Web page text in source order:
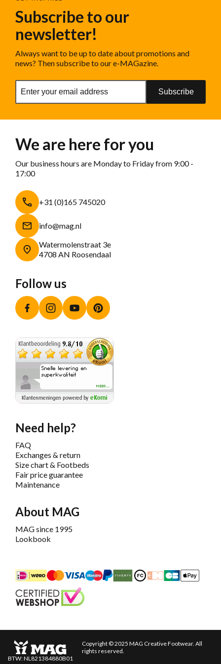
Subscribe to our
newsletter!
Always want to be up to date about promotions and
news? Then subscribe to our e-MAGazine.
Subscribe
We are here for you
Our business hours are Monday to Friday from 9:00 -
17:00
+31 (0)165 745020
info@mag.nl
Watermolenstraat 3e
4708 AN Roosendaal
Follow us
FacebookInstagramYouTube
Need help?
FAQ
Exchanges & return
Size chart & Footbeds
Fair price guarantee
Maintenance
About MAG
MAG since 1995
Lookbook
iDEALMastercardBancontact
Maestro
PayPalRiverty/Afterpay
FashionCheque
Overboeking
CarteApple
Copyright © 2025 MAG Creative Footwear. All
rights reserved.
BTW: NL821384880B01